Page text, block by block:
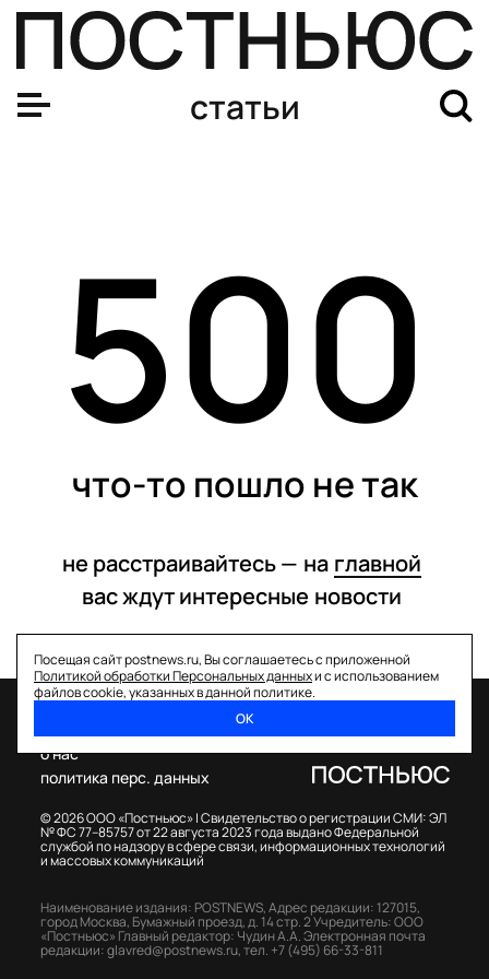
статьи
500
что-то пошло не так
не расстраивайтесь — на главной
вас ждут интересные новости
Посещая сайт postnews.ru, Вы соглашаетесь с приложенной
Политикой обработки Персональных данныхи с использованием
файлов cookie, указанных в данной политике.
ОК
© 2026 ООО «Постньюс» |Свидетельство о регистрации СМИ: ЭЛ
№ ФС 77–85757 от 22 августа 2023 года выдано Федеральной
службой по надзору в сфере связи, информационных технологий
и массовых коммуникаций
о нас
политика перс. данных
Наименование издания: POSTNEWS,Адрес редакции: 127015,
город Москва, Бумажный проезд, д. 14 стр. 2Учредитель: ООО
«Постньюс» Главный редактор: Чудин А.А.Электронная почта
редакции:glavred@postnews.ru,тел. +7 (495) 66-33-811